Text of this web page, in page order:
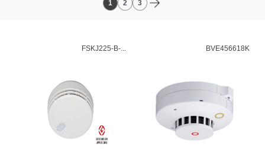
1 2 3
FSKJ225-B-... BVE456618K